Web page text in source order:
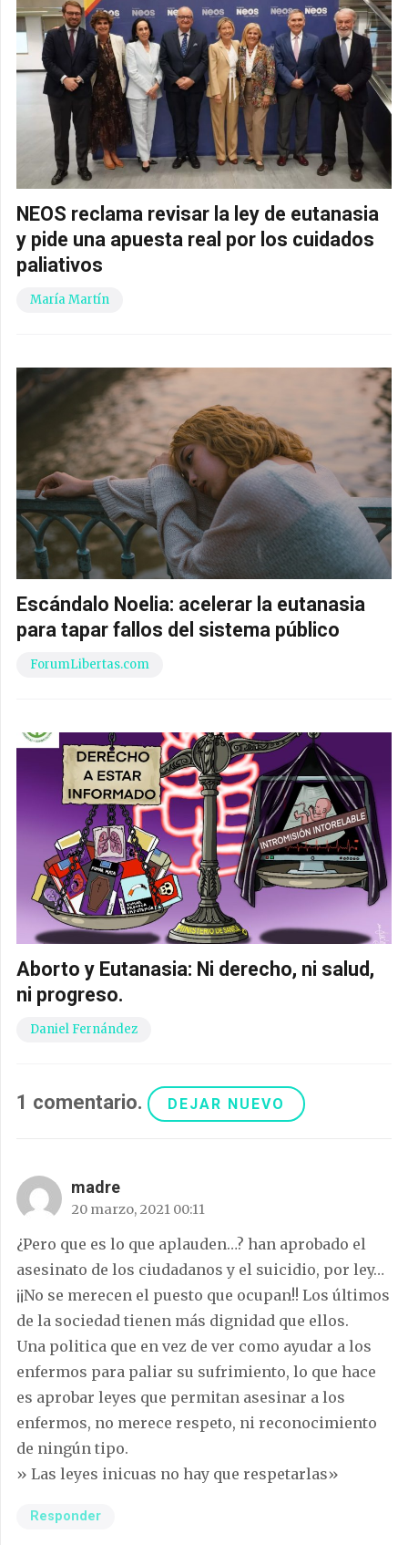
NEOS reclama revisar la ley de eutanasia
y pide una apuesta real por los cuidados
paliativos
María Martín
Escándalo Noelia: acelerar la eutanasia
para tapar fallos del sistema público
ForumLibertas.com
Aborto y Eutanasia: Ni derecho, ni salud,
ni progreso.
Daniel Fernández
1 comentario. DEJAR NUEVO
madre
20 marzo, 2021 00:11
¿Pero que es lo que aplauden…? han aprobado el
asesinato de los ciudadanos y el suicidio, por ley…
¡¡No se merecen el puesto que ocupan!! Los últimos
de la sociedad tienen más dignidad que ellos.
Una politica que en vez de ver como ayudar a los
enfermos para paliar su sufrimiento, lo que hace
es aprobar leyes que permitan asesinar a los
enfermos, no merece respeto, ni reconocimiento
de ningún tipo.
» Las leyes inicuas no hay que respetarlas»
Responder